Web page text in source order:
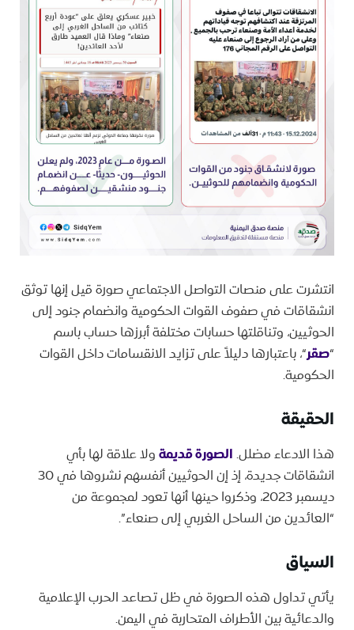
انتشرت على منصات التواصل الاجتماعي صورة قيل إنها توثق
انشقاقات في صفوف القوات الحكومية وانضمام جنود إلى
الحوثيين، وتناقلتها حسابات مختلفة أبرزها حساب باسم
“صقر“، باعتبارها دليلاً على تزايد الانقسامات داخل القوات
الحكومية.
الحقيقة
هذا الادعاء مضلل.الصورة قديمةولا علاقة لها بأي
انشقاقات جديدة، إذ إن الحوثيين أنفسهم نشروها في 30
ديسمبر 2023، وذكروا حينها أنها تعود لمجموعة من
“العائدين من الساحل الغربي إلى صنعاء”.
السياق
يأتي تداول هذه الصورة في ظل تصاعد الحرب الإعلامية
والدعائية بين الأطراف المتحاربة في اليمن.